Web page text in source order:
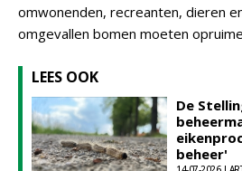
omwonenden, recreanten, dieren
omgevallen bomen moeten
LEES OOK
De
beheer'